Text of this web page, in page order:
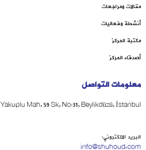
مقالات ومراجعات
أنشطة وفعاليات
مكتبة المركز
أصدقاء المركز
معلومات التواصل
Yakuplu Mah, 59 Sk, No:31, Beylikdüzü, İstanbul
البريد الالكتروني:
info@shuhoud.com